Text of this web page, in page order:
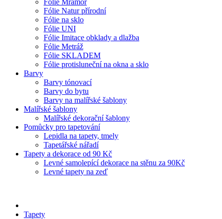
Fólie Natur přírodní
Fólie na sklo
Fólie UNI
Fólie Imitace obklady a dlažba
Fólie Metráž
Fólie SKLADEM
Fólie protisluneční na okna a sklo
Barvy
Barvy tónovací
Barvy do bytu
Barvy na malířské šablony
Malířské šablony
Malířské dekorační šablony
Pomůcky pro tapetování
Lepidla na tapety, tmely
Tapetářské nářadí
Tapety a dekorace od 90 Kč
Levné samolepící dekorace na stěnu za 90Kč
Levné tapety na zeď
Tapety